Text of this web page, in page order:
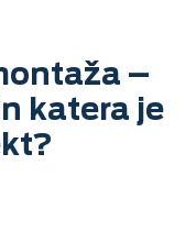
–
katera je